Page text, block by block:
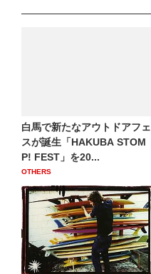
白馬で新たなアウトドアフェ
スが誕生「HAKUBA STOM
P! FEST」を20...
OTHERS